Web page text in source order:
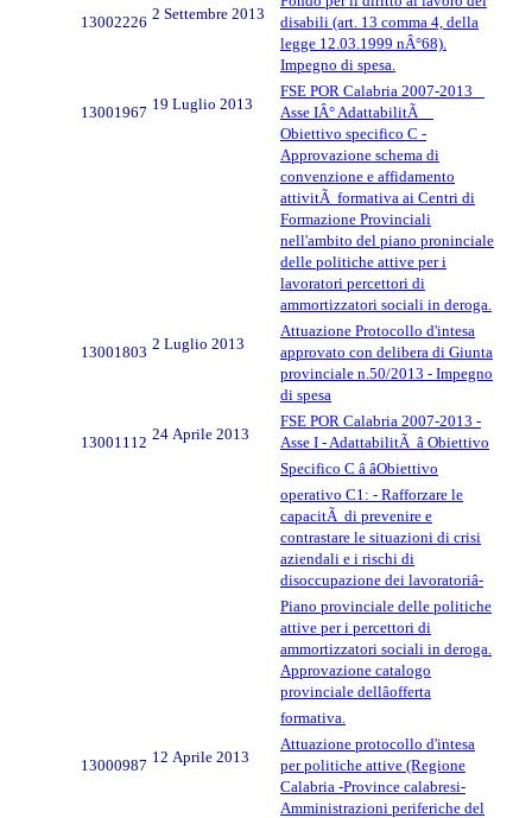
13002226 2 Settembre 2013
disabili (art. 13 comma 4, della
legge 12.03.1999 nÂ°68).
Impegno di spesa.
13001967 19 Luglio 2013
FSE POR Calabria 2007-2013 _
Asse IÂ° AdattabilitÃ _
Obiettivo specifico C -
Approvazione schema di
convenzione e affidamento
attivitÃ formativa ai Centri di
Formazione Provinciali
nell'ambito del piano proninciale
delle politiche attive per i
lavoratori percettori di
ammortizzatori sociali in deroga.
13001803 2 Luglio 2013
Attuazione Protocollo d'intesa
approvato con delibera di Giunta
provinciale n.50/2013 - Impegno
di spesa
13001112 24 Aprile 2013
FSE POR Calabria 2007-2013 -
Asse I - AdattabilitÃ â Obiettivo
Specifico C â âObiettivo
operativo C1: - Rafforzare le
capacitÃ di prevenire e
contrastare le situazioni di crisi
aziendali e i rischi di
disoccupazione dei lavoratoriâ-
Piano provinciale delle politiche
attive per i percettori di
ammortizzatori sociali in deroga.
Approvazione catalogo
provinciale dellâofferta
formativa.
13000987 12 Aprile 2013
Attuazione protocollo d'intesa
per politiche attive (Regione
Calabria -Province calabresi-
Amministrazioni periferiche del